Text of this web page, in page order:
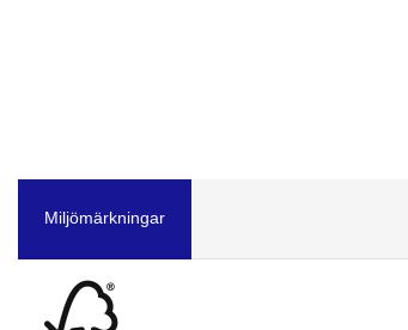
Miljömärkningar